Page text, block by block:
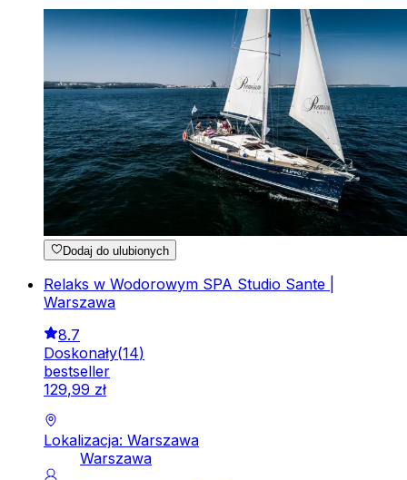
Dodaj do ulubionych
Relaks w Wodorowym SPA Studio Sante |
Warszawa
8.7
Doskonały(14)
bestseller
129,99 zł
Lokalizacja: Warszawa
Warszawa